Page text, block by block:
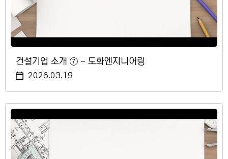
건설기업 소개 ⑦ - 도화엔지니어링
2026.03.19